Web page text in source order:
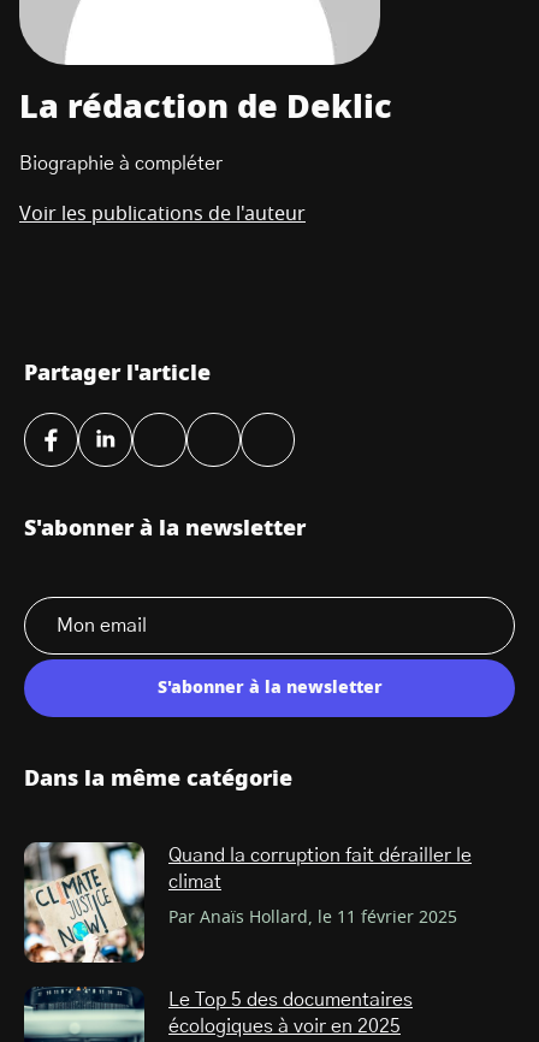
La rédaction de Deklic
Biographie à compléter
Voir les publications de l'auteur
Partager l'article
S'abonner à la newsletter
S'abonner à la newsletter
Dans la même catégorie
Quand la corruption fait dérailler le
climat
Par Anaïs Hollard, le 11 février 2025
Le Top 5 des documentaires
écologiques à voir en 2025